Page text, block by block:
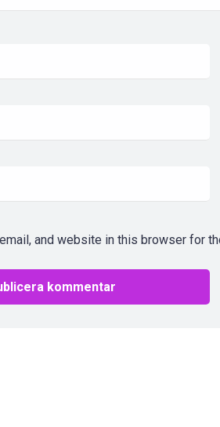
and website in this browser for